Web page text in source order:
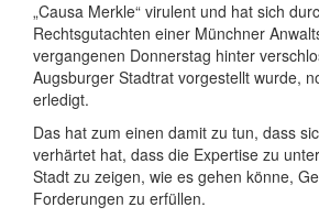
„Causa Merkle“ virulent und hat sich
Rechtsgutachten einer Münchner
vergangenen Donnerstag hinter
Augsburger Stadtrat vorgestellt wurde,
erledigt.
Das hat zum einen damit zu tun, dass
verhärtet hat, dass die Expertise zu
Stadt zu zeigen, wie es gehen könne,
Forderungen zu erfüllen.